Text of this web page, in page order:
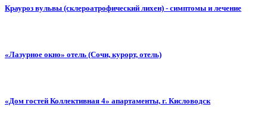
Крауроз вульвы (склероатрофический лихен) - симптомы и лечение
«Лазурное окно» отель (Сочи, курорт, отель)
«Дом гостей Коллективная 4» апартаменты, г. Кисловодск